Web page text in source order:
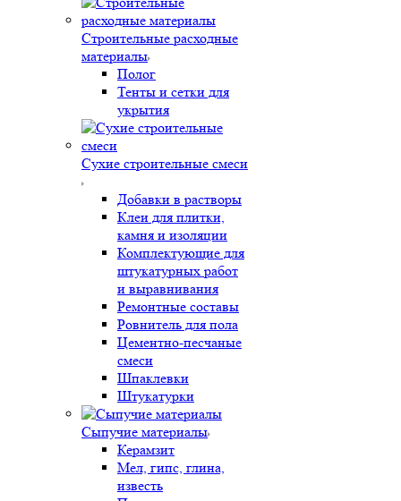
Строительные расходные
материалы
Полог
Тенты и сетки для
укрытия
Сухие строительные смеси
Добавки в растворы
Клеи для плитки,
камня и изоляции
Комплектующие для
штукатурных работ
и выравнивания
Ремонтные составы
Ровнитель для пола
Цементно-песчаные
смеси
Шпаклевки
Штукатурки
Сыпучие материалы
Керамзит
Мел, гипс, глина,
известь